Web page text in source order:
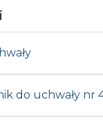
do uchwały nr